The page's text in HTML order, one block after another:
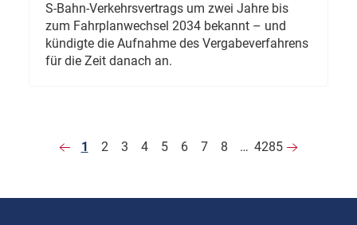
S-Bahn-Verkehrsvertrags um zwei Jahre bis
zum Fahrplanwechsel 2034 bekannt – und
kündigte die Aufnahme des Vergabeverfahrens
für die Zeit danach an.
1 2 3 4 5 6 7 8 … 4285